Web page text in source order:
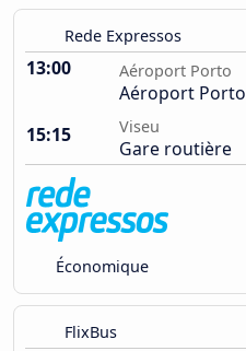
Rede Expressos
13:00 Aéroport Porto
Aéroport Porto
15:15
Viseu
Gare routière
Économique
FlixBus